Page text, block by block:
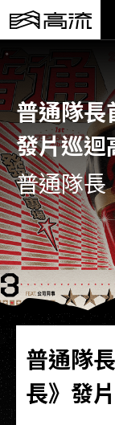
普通隊長
發片巡迴
普通隊長
普通隊
長》發